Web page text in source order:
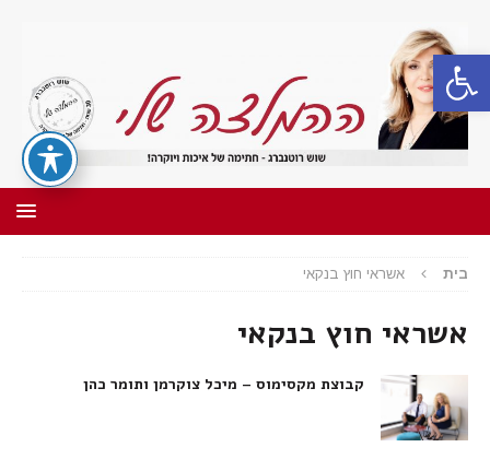
פתח סרגל נגישות
בית אשראי חוץ בנקאי
אשראי חוץ בנקאי
קבוצת מקסימוס – מיכל צוקרמן ותומר כהן